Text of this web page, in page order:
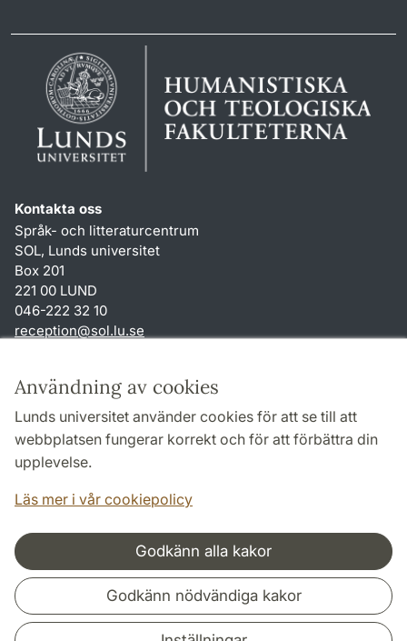
Användning av cookies
Lunds universitet använder cookies för att se till att
webbplatsen fungerar korrekt och för att förbättra din
upplevelse.
Läs mer i vår cookiepolicy
Godkänn alla kakor
Godkänn nödvändiga kakor
Kontakta oss
Språk- och litteraturcentrum
SOL, Lunds universitet
Box 201
221 00 LUND
046-222 32 10
reception@sol.lu.se
Genvägar
Om webbplatsen och cookies
Behandling av personuppgifter
Tillgänglighetsredogörelse
Samarbeten och nätverk